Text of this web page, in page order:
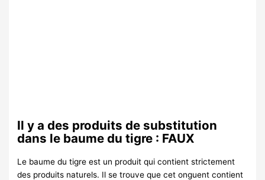
Il y a des produits de substitution
dans le baume du tigre : FAUX
Le baume du tigre est un produit qui contient strictement
des produits naturels. Il se trouve que cet onguent contient